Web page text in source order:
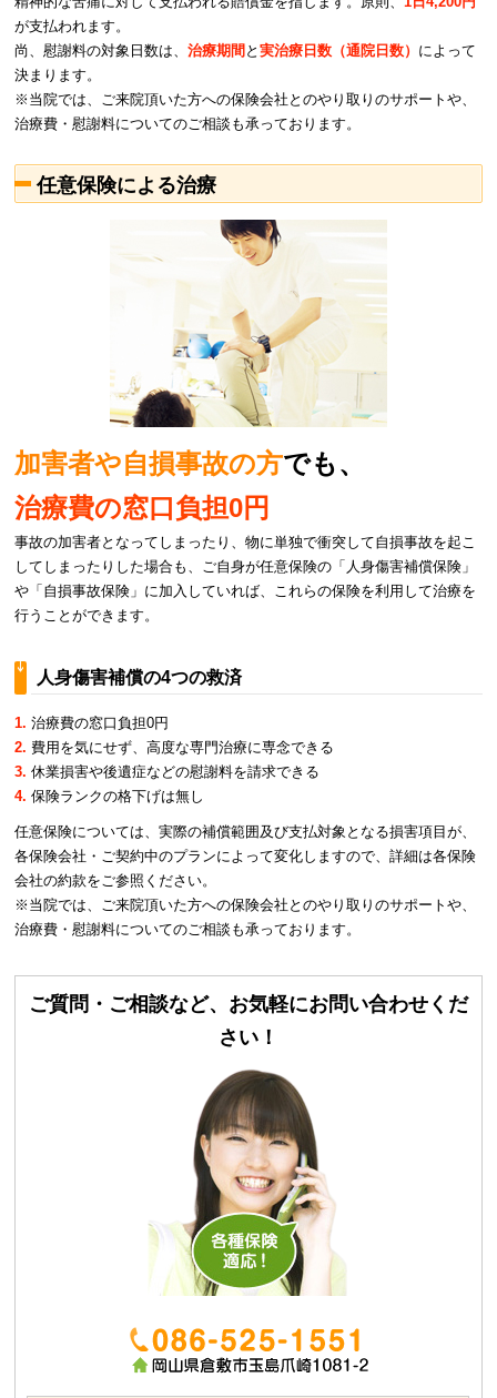
が支払われます。
尚、慰謝料の対象日数は、治療期間 と実治療日数（通院日数） によって
決まります。
※当院では、ご来院頂いた方への保険会社とのやり取りのサポートや、
治療費・慰謝料についてのご相談も承っております。
任意保険による治療
加害者や自損事故の方でも、
治療費の窓口負担0円
事故の加害者となってしまったり、物に単独で衝突して自損事故を起こ
してしまったりした場合も、ご自身が任意保険の「人身傷害補償保険」
や「自損事故保険」に加入していれば、これらの保険を利用して治療を
行うことができます。
人身傷害補償の4つの救済
1.治療費の窓口負担0円
2.費用を気にせず、高度な専門治療に専念できる
3.休業損害や後遺症などの慰謝料を請求できる
4.保険ランクの格下げは無し
任意保険については、実際の補償範囲及び支払対象となる損害項目が、
各保険会社・ご契約中のプランによって変化しますので、詳細は各保険
会社の約款をご参照ください。
※当院では、ご来院頂いた方への保険会社とのやり取りのサポートや、
治療費・慰謝料についてのご相談も承っております。
ご質問・ご相談など、お気軽にお問い合わせくだ
さい！